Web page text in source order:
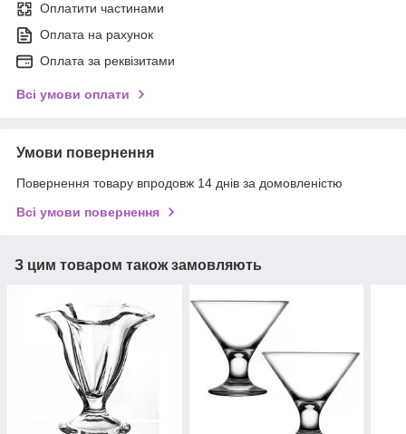
Оплатити частинами
Оплата на рахунок
Оплата за реквізитами
Всі умови оплати
Умови повернення
Повернення товару впродовж 14 днів за домовленістю
Всі умови повернення
З цим товаром також замовляють